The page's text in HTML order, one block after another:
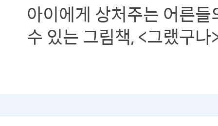
아이에게 상처주는 어른
수 있는 그림책, <그랬구나